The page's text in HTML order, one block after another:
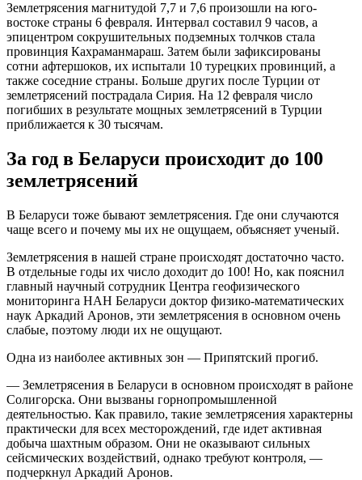
Землетрясения магнитудой 7,7 и 7,6 произошли на юго-
востоке страны 6 февраля. Интервал составил 9 часов, а
эпицентром сокрушительных подземных толчков стала
провинция Кахраманмараш. Затем были зафиксированы
сотни афтершоков, их испытали 10 турецких провинций, а
также соседние страны. Больше других после Турции от
землетрясений пострадала Сирия. На 12 февраля число
погибших в результате мощных землетрясений в Турции
приближается к 30 тысячам.
За год в Беларуси происходит до 100
землетрясений
В Беларуси тоже бывают землетрясения. Где они случаются
чаще всего и почему мы их не ощущаем, объясняет ученый.
Землетрясения в нашей стране происходят достаточно часто.
В отдельные годы их число доходит до 100! Но, как пояснил
главный научный сотрудник Центра геофизического
мониторинга НАН Беларуси доктор физико-математических
наук Аркадий Аронов, эти землетрясения в основном очень
слабые, поэтому люди их не ощущают.
Одна из наиболее активных зон — Припятский прогиб.
— Землетрясения в Беларуси в основном происходят в районе
Солигорска. Они вызваны горнопромышленной
деятельностью. Как правило, такие землетрясения характерны
практически для всех месторождений, где идет активная
добыча шахтным образом. Они не оказывают сильных
сейсмических воздействий, однако требуют контроля, —
подчеркнул Аркадий Аронов.